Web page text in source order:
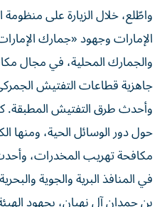
واطّلع، خلال الزيارة على
الإمارات وجهود «جمارك
والجمارك المحلية، في مجال
جاهزية قطاعات التفتيش
وأحدث طرق التفتيش
مكافحة تهريب المخدرات،
في المنافذ البرية والجوية